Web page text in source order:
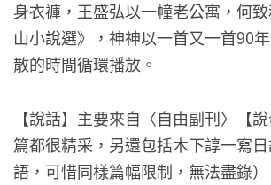
身衣褲，王盛弘以一幢老公寓，何
山小說選》，神神以一首又一首90
散的時間循環播放。
【說話】主要來自〈自由副刊〉【
篇都很精采，另還包括木下諄一寫
語，可惜同樣篇幅限制，無法盡錄